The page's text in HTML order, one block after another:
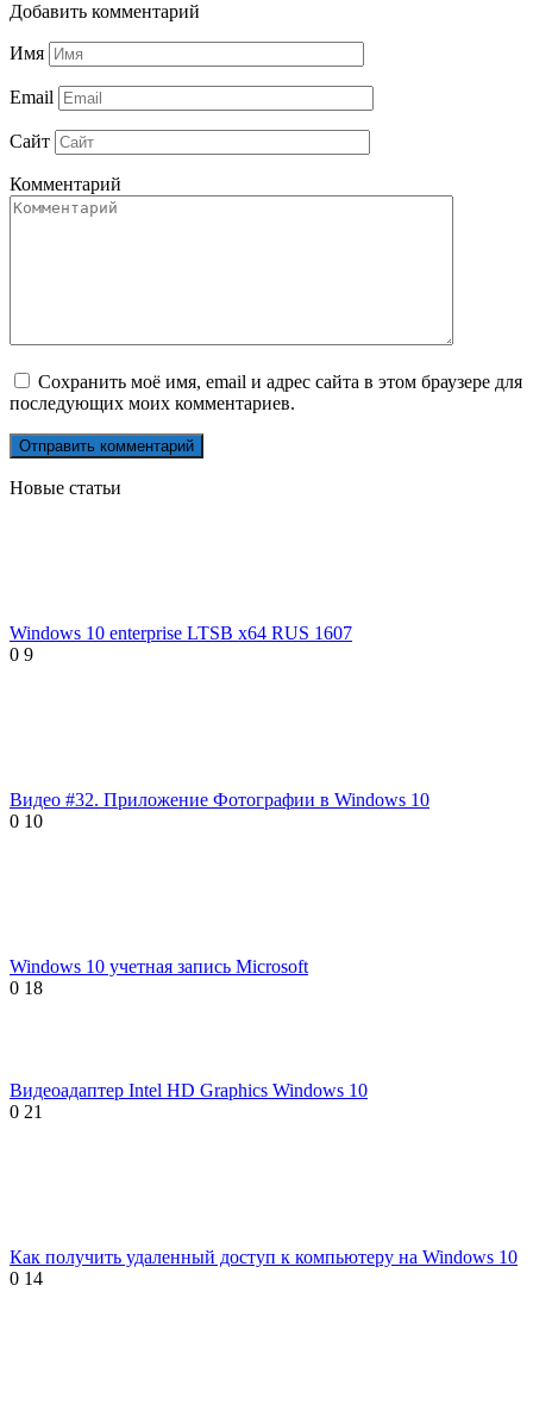
Добавить комментарий
Имя
Email
Сайт
Комментарий
Сохранить моё имя, email и адрес сайта в этом браузере для
последующих моих комментариев.
Новые статьи
Windows 10 enterprise LTSB x64 RUS 1607
0 9
Видео #32. Приложение Фотографии в Windows 10
0 10
Windows 10 учетная запись Microsoft
0 18
Видеоадаптер Intel HD Graphics Windows 10
0 21
Как получить удаленный доступ к компьютеру на Windows 10
0 14